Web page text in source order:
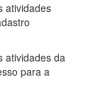
atividades
atividades da
para a